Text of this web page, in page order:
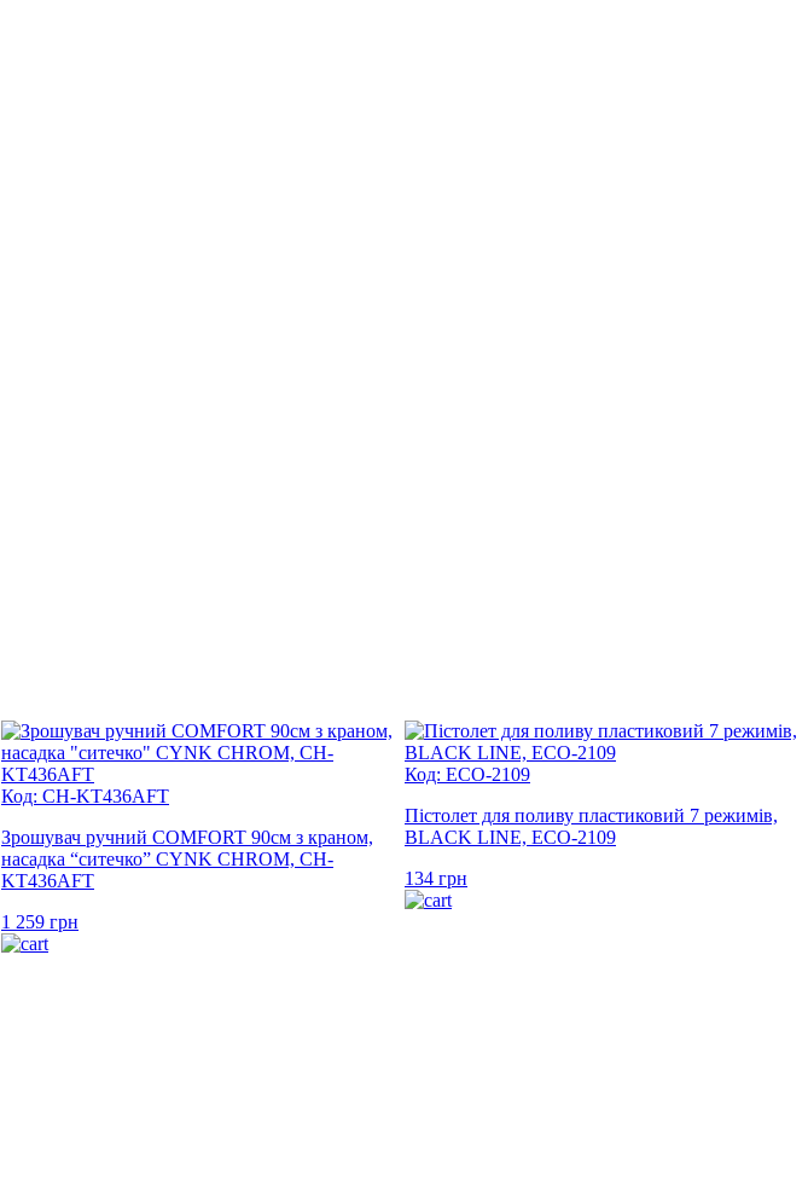
Код: CH-KT436AFT
Зрошувач ручний COMFORT 90см з краном,
насадка “ситечко” CYNK CHROM, CH-
KT436AFT
1 259 грн
Код: ECO-2109
Пістолет для поливу пластиковий 7 режимів,
BLACK LINE, ECO-2109
134 грн